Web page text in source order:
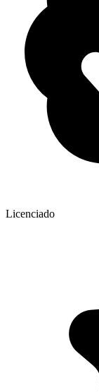
Licenciado